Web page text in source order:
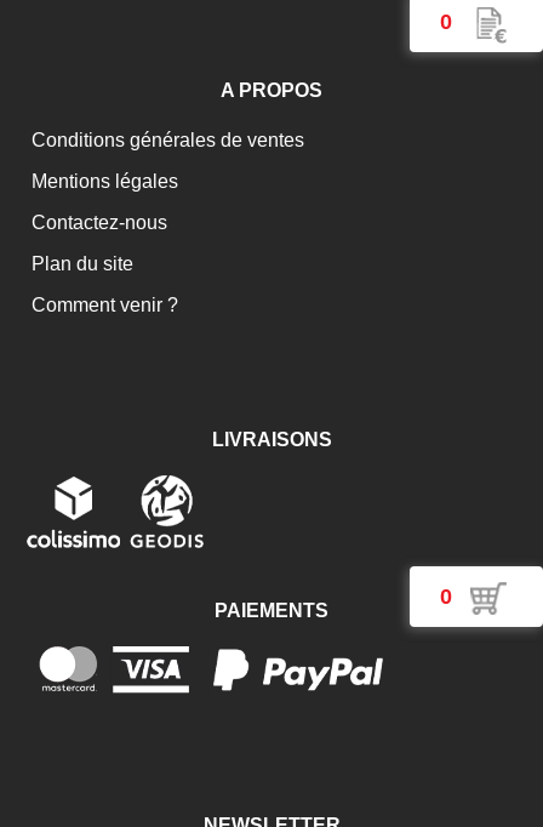
0
0
A PROPOS
Conditions générales de ventes
Mentions légales
Contactez-nous
Plan du site
Comment venir ?
LIVRAISONS
PAIEMENTS